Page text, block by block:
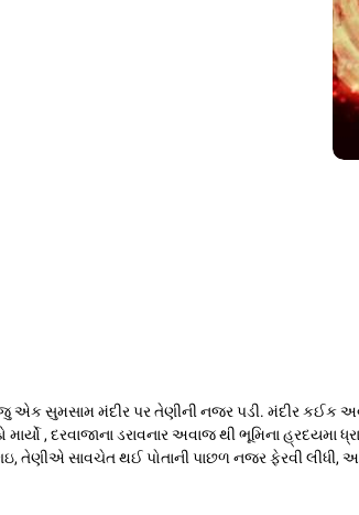
એક સુમસામ મંદીર પર તેણીની નજર પડી. મંદીર કઈક
, દરવાજાના ડરાવનાર અવાજ થી ભૂમિના હ્રદયમા
તેણીએ સાવચેત થઈ પોતાની પાછળ નજર ફેરવી